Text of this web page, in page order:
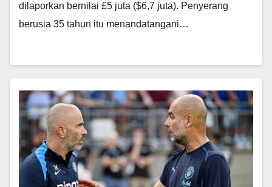
dilaporkan bernilai £5 juta ($6,7 juta). Penyerang
berusia 35 tahun itu menandatangani…